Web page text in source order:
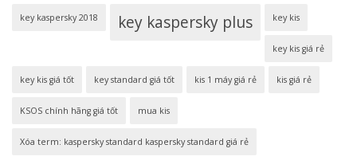
key kaspersky 2018 key kaspersky plus key kis
key kis giá rẻ
key kis giá tốt key standard giá tốt kis 1 máy giá rẻ kis giá rẻ
KSOS chính hãng giá tốt mua kis
Xóa term: kaspersky standard kaspersky standard giá rẻ